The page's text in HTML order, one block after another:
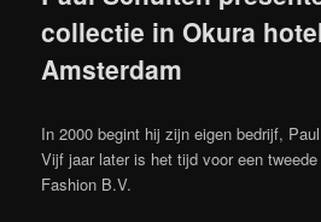
collectie in Okura
Amsterdam
In 2000 begint hij zijn eigen bedrijf,
Vijf jaar later is het tijd voor een
Fashion B.V.